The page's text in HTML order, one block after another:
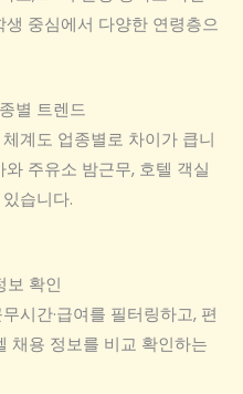
중심에서 다양한 연령층으
별 트렌드
계도 업종별로 차이가 큽니
주유소 밤근무, 호텔 객실
습니다.
보 확인
시간·급여를 필터링하고, 편
채용 정보를 비교 확인하는